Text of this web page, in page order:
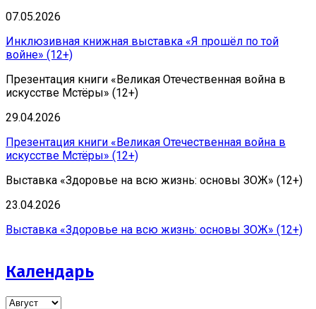
07.05.2026
Инклюзивная книжная выставка «Я прошёл по той
войне» (12+)
Презентация книги «Великая Отечественная война в
искусстве Мстёры» (12+)
29.04.2026
Презентация книги «Великая Отечественная война в
искусстве Мстёры» (12+)
Выставка «Здоровье на всю жизнь: основы ЗОЖ» (12+)
23.04.2026
Выставка «Здоровье на всю жизнь: основы ЗОЖ» (12+)
Календарь